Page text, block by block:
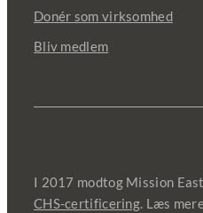
Donér som virksomhed
Bliv medlem
I 2017 modtog Mission
CHS-certificering. Læs